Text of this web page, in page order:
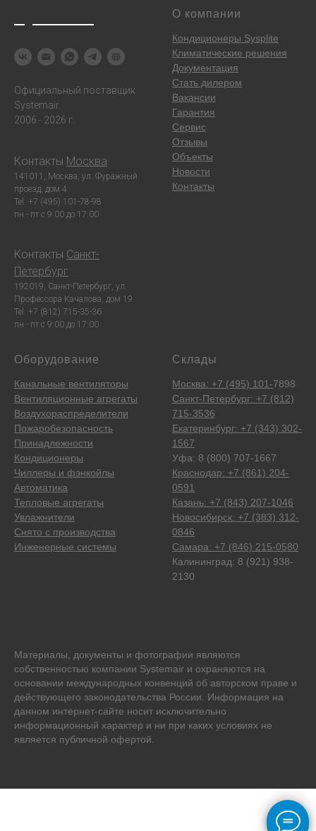
Официальный поставщик
Systemair.
2006 - 2026 г.
Контакты Москва
141011, Москва, ул. Фуражный
проезд, дом 4.
Tel: +7 (495) 101-78-98
пн - пт с 9:00 до 17:00
Контакты Санкт-
Петербург
192019, Санкт-Петербург, ул.
Профессора Качалова, дом 19.
Tel: +7 (812) 715-35-36
пн - пт с 9:00 до 17:00
О компании
Кондиционеры Sysplite
Климатические решения
Документация
Стать дилером
Вакансии
Гарантия
Сервис
Отзывы
Объекты
Новости
Контакты
Оборудование
Канальные вентиляторы
Вентиляционные агрегаты
Воздухораспределители
Пожаробезопасность
Принадлежности
Кондиционеры
Чиллеры и фэнкойлы
Автоматика
Тепловые агрегаты
Увлажнители
Снято с производства
Инженерные системы
Склады
Москва: +7 (495) 101-7898
Санкт-Петербург: +7 (812)
715-3536
Екатеринбург: +7 (343) 302-
1567
Уфа: 8 (800) 707-1667
Краснодар: +7 (861) 204-
0591
Казань: +7 (843) 207-1046
Новосибирск: +7 (383) 312-
0846
Самара: +7 (846) 215-0580
Калининград: 8 (921) 938-
2130
Материалы, документы и фотографии являются
собственностью компании Systemair и охраняются на
основании международных конвенций об авторском праве и
действующего законодательства России. Информация на
данном интернет-сайте носит исключительно
информационный характер и ни при каких условиях не
является публичной офертой.